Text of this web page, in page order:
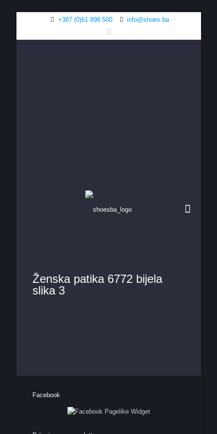
+387 (0)61 898 500 info@shoes.ba
Ženska patika 6772 bijela
slika 3
Facebook